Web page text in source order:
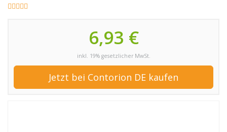
6,93 €
inkl. 19% gesetzlicher MwSt.
Jetzt bei Contorion DE kaufen